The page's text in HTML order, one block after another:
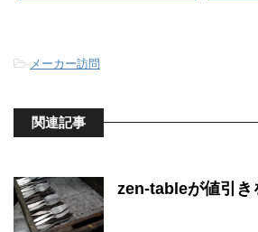
- メーカー訪問
関連記事
zen-tableが値引き